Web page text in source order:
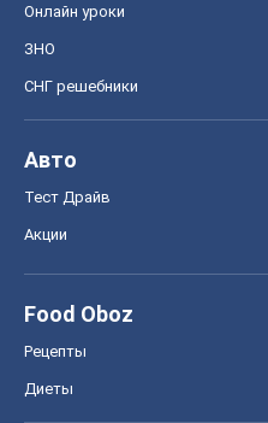
Онлайн уроки
ЗНО
СНГ решебники
Авто
Тест Драйв
Акции
Food Oboz
Рецепты
Диеты